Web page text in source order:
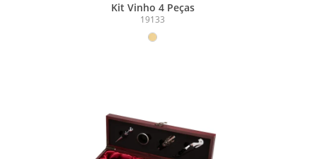
Kit Vinho 4 Peças
19133